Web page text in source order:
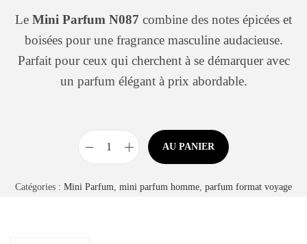
Le Mini Parfum N087 combine des notes épicées et
boisées pour une fragrance masculine audacieuse.
Parfait pour ceux qui cherchent à se démarquer avec
un parfum élégant à prix abordable.
AU PANIER
Catégories : Mini Parfum, mini parfum homme, parfum format voyage